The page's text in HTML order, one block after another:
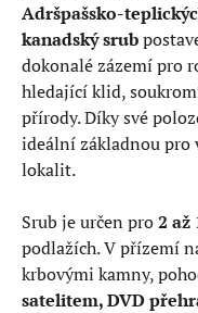
Adršpašsko-
kanadský srub
dokonalé zázemí pro
hledající klid,
přírody. Díky své
ideální základnou pro
lokalit.
Srub je určen pro2 až
podlažích. V přízemí
krbovými kamny,
satelitem, DVD